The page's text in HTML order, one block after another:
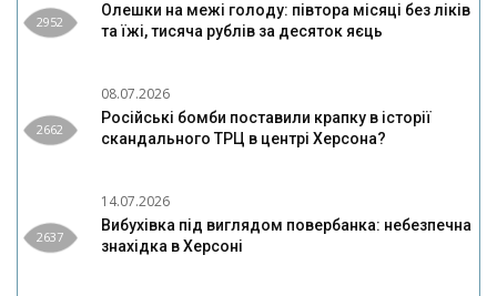
2952
Олешки на межі голоду: півтора місяці без ліків
та їжі, тисяча рублів за десяток яєць
2662
08.07.2026
Російські бомби поставили крапку в історії
скандального ТРЦ в центрі Херсона?
2637
14.07.2026
Вибухівка під виглядом повербанка: небезпечна
знахідка в Херсоні